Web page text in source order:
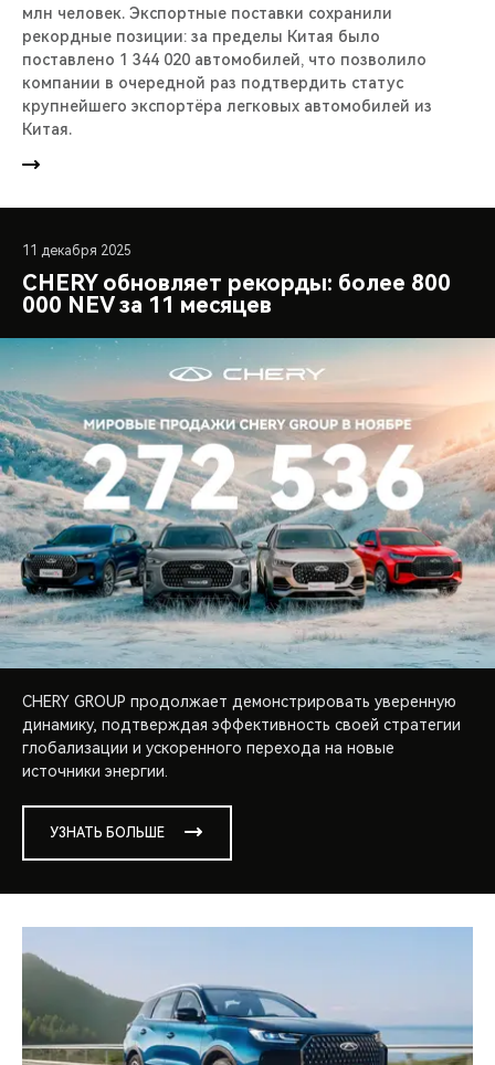
млн человек. Экспортные поставки сохранили
рекордные позиции: за пределы Китая было
поставлено 1 344 020 автомобилей, что позволило
компании в очередной раз подтвердить статус
крупнейшего экспортёра легковых автомобилей из
Китая.
11 декабря 2025
CHERY обновляет рекорды: более 800
000 NEV за 11 месяцев
CHERY GROUP продолжает демонстрировать уверенную
динамику, подтверждая эффективность своей стратегии
глобализации и ускоренного перехода на новые
источники энергии.
УЗНАТЬ БОЛЬШЕ